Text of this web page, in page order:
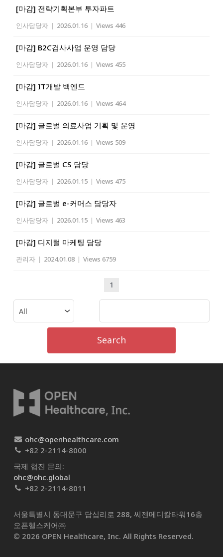
[마감] 전략기획본부 투자파트
인사담당자 | 2026.01.16 | Views 446
[마감] B2C검사사업 운영 담당
인사담당자 | 2026.01.16 | Views 455
[마감] IT개발 백엔드
인사담당자 | 2026.01.16 | Views 464
[마감] 글로벌 의료사업 기획 및 운영
인사담당자 | 2026.01.16 | Views 509
[마감] 글로벌 CS 담당
인사담당자 | 2026.01.15 | Views 475
[마감] 글로벌 e-커머스 담당자
인사담당자 | 2026.01.15 | Views 463
[마감] 디지털 마케팅 담당
관리자 | 2024.01.08 | Views 6759
1
Search
ohc@openhealthcare.com
+82 2-2114-8000
국제 협진 문의:
ohc@ohc.global
+82 2-2114-8011
서울특별시 동대문구 답십리로 288, 씨젠메디칼타워16층
오픈헬스케어㈜​
© 2026 OPEN Healthcare, Inc. All Rights Reserved.